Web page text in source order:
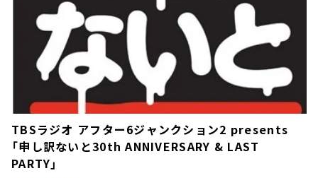
TBSラジオ アフター6ジャンクション2 presents
「申し訳ないと30th ANNIVERSARY & LAST
PARTY」